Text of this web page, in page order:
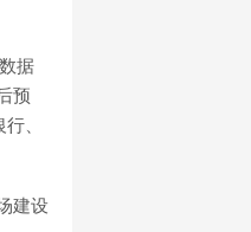
据
预
、
建设